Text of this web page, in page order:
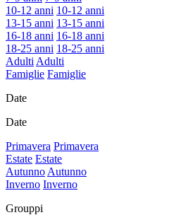
10-12 anni 10-12 anni
13-15 anni 13-15 anni
16-18 anni 16-18 anni
18-25 anni 18-25 anni
Adulti Adulti
Famiglie Famiglie
Date
Date
Primavera Primavera
Estate Estate
Autunno Autunno
Inverno Inverno
Grouppi